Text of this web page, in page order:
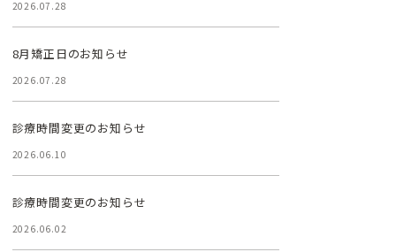
2026.07.28
8月矯正日のお知らせ
2026.07.28
診療時間変更のお知らせ
2026.06.10
診療時間変更のお知らせ
2026.06.02